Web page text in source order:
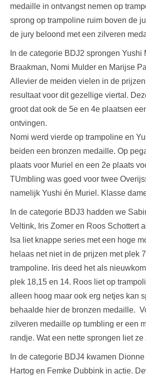
medaille in ontvangst nemen op
sprong op trampoline ruim boven de
de jury beloond met een zilveren
In de categorie BDJ2 sprongen Yushi
Braakman, Nomi Mulder en Marijse
Allevier de meiden vielen in de
resultaat voor dit gezellige viertal.
groot dat ook de 5e en 4e plaatsen
ontvingen.
Nomi werd vierde op trampoline en
beiden een bronzen medaille. Op
plaats voor Muriel en een 2e plaats
TUmbling was goed voor twee
namelijk Yushi én Muriel. Klasse
In de categorie BDJ3 hadden we
Veltink, Iris Zomer en Roos Schottert
Isa liet knappe series met een hoge
helaas net niet in de prijzen met plek
trampoline. Iris deed het als
plek 18,15 en 14. Roos liet op
alleen hoog maar ook erg netjes kan
behaalde hier de bronzen medaille.
zilveren medaille op tumbling er een
randje. Wat een nette sprongen liet ze
In de categorie BDJ4 kwamen
Hartog en Femke Dubbink in actie.